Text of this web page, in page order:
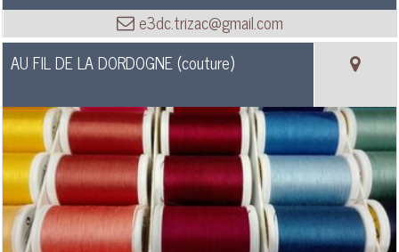
e3dc.trizac@gmail.com
AU FIL DE LA DORDOGNE (couture)